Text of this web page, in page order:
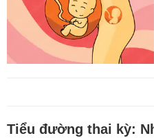
Tiểu đường thai kỳ: